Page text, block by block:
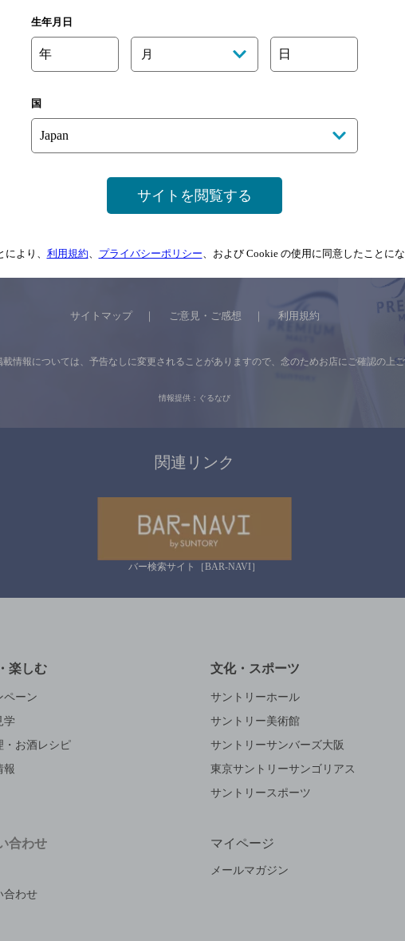
サイトマップ ご意見・ご感想 利用規約
情報については、 予告なしに変更されることがありますので、 念のためお店にご確認の上
情報提供：ぐるなび
関連リンク
バー検索サイト［BAR-NAVI］
楽しむ
ペーン
学
・お酒レシピ
報
文化・スポーツ
サントリーホール
サントリー美術館
サントリーサンバーズ大阪
東京サントリーサンゴリアス
サントリースポーツ
合わせ
合わせ
マイページ
メールマガジン
生年月日
年 月 日
国
サイトを閲覧する
より、 利用規約、 プライバシーポリシー、および Cookie の使用に同意したことにな